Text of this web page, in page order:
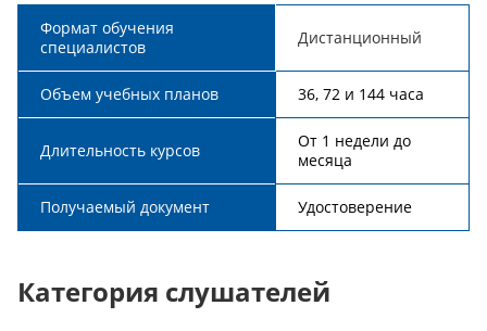
Формат обучения
специалистов
Дистанционный
Объем учебных планов 36, 72 и 144 часа
Длительность курсов
От 1 недели до
месяца
Получаемый документ Удостоверение
Категория слушателей